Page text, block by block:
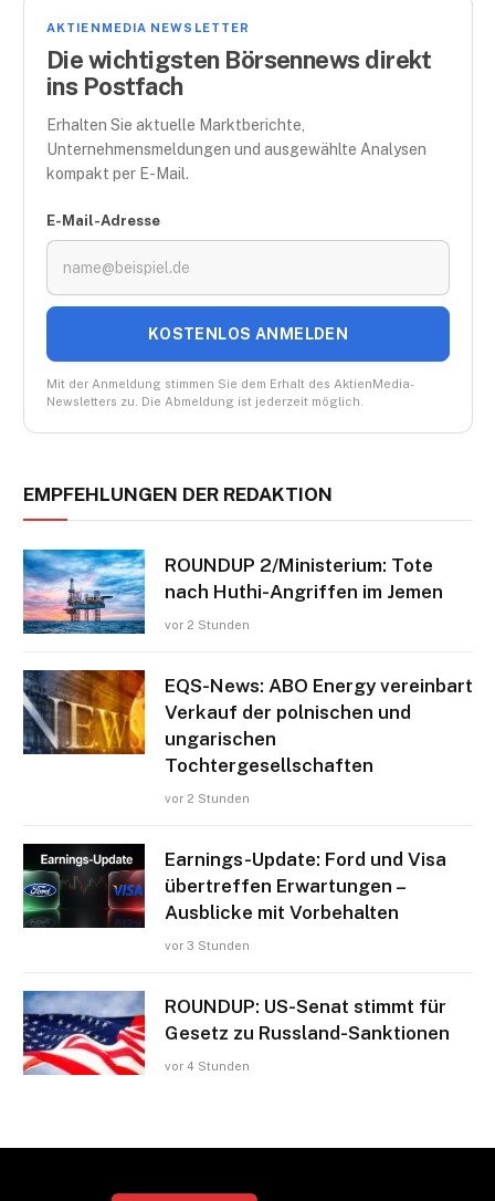
AKTIENMEDIA NEWSLETTER
Die wichtigsten Börsennews direkt
ins Postfach
Erhalten Sie aktuelle Marktberichte,
Unternehmensmeldungen und ausgewählte Analysen
kompakt per E-Mail.
E-Mail-Adresse
KOSTENLOS ANMELDEN
Mit der Anmeldung stimmen Sie dem Erhalt des AktienMedia-
Newsletters zu. Die Abmeldung ist jederzeit möglich.
EMPFEHLUNGEN DER REDAKTION
ROUNDUP 2/Ministerium: Tote
nach Huthi-Angriffen im Jemen
vor 2 Stunden
EQS-News: ABO Energy vereinbart
Verkauf der polnischen und
ungarischen
Tochtergesellschaften
vor 2 Stunden
Earnings-Update: Ford und Visa
übertreffen Erwartungen –
Ausblicke mit Vorbehalten
vor 3 Stunden
ROUNDUP: US-Senat stimmt für
Gesetz zu Russland-Sanktionen
vor 4 Stunden